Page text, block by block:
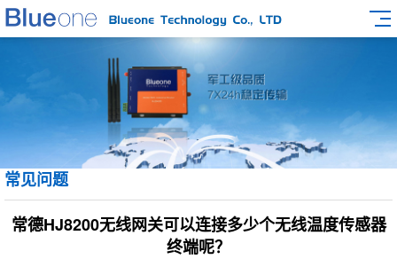
常见问题
常德HJ8200无线网关可以连接多少个无线温度传感器
终端呢？